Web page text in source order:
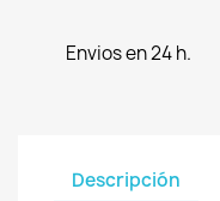
Envios en 24 h.
Descripción